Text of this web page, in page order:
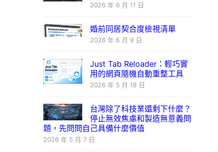
2026 年 6 月 11 日
婚前同居契合度檢視清單
2026 年 6 月 9 日
Just Tab Reloader：輕巧實
用的網頁隨機自動重整工具
2026 年 5 月 18 日
台灣除了科技業還剩下什麼？
停止無效焦慮和製造無意義問
題，先問問自己具備什麼價值
2026 年 5 月 7 日